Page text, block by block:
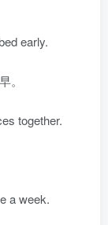
early.
。
together.
a week.